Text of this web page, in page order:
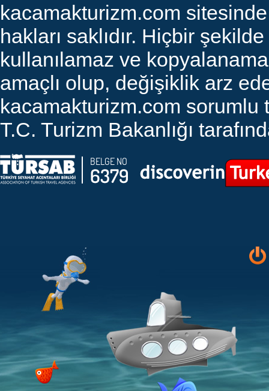
kacamakturizm.com
hakları saklıdır. Hiçbir
kullanılamaz ve
amaçlı olup, değişiklik arz
kacamakturizm.com sorumlu
T.C. Turizm Bakanlığı